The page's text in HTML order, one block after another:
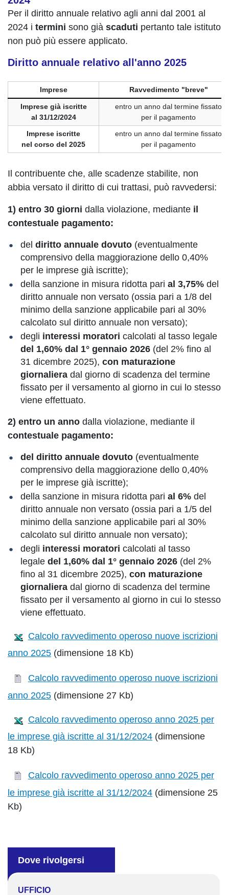
Per il diritto annuale relativo agli anni dal 2001 al
2024 i termini sono già scaduti pertanto tale istituto
non può più essere applicato.
Diritto annuale relativo all'anno 2025
Imprese Ravvedimento "breve"
Imprese già iscritte
al 31/12/2024
entro un anno dal termine fissato
per il pagamento
Imprese iscritte
nel corso del 2025
entro un anno dal termine fissato
per il pagamento
Il contribuente che, alle scadenze stabilite, non
abbia versato il diritto di cui trattasi, può ravvedersi:
1) entro 30 giorni dalla violazione, mediante il
contestuale pagamento:
del diritto annuale dovuto (eventualmente
comprensivo della maggiorazione dello 0,40%
per le imprese già iscritte);
della sanzione in misura ridotta pari al 3,75% del
diritto annuale non versato (ossia pari a 1/8 del
minimo della sanzione applicabile pari al 30%
calcolato sul diritto annuale non versato);
degli interessi moratori calcolati al tasso legale
del 1,60% dal 1° gennaio 2026 (del 2% fino al
31 dicembre 2025), con maturazione
giornaliera dal giorno di scadenza del termine
fissato per il versamento al giorno in cui lo stesso
viene effettuato.
2) entro un anno dalla violazione, mediante il
contestuale pagamento:
del diritto annuale dovuto (eventualmente
comprensivo della maggiorazione dello 0,40%
per le imprese già iscritte);
della sanzione in misura ridotta pari al 6% del
diritto annuale non versato (ossia pari a 1/5 del
minimo della sanzione applicabile pari al 30%
calcolato sul diritto annuale non versato);
degli interessi moratori calcolati al tasso
legale del 1,60% dal 1° gennaio 2026 (del 2%
fino al 31 dicembre 2025), con maturazione
giornaliera dal giorno di scadenza del termine
fissato per il versamento al giorno in cui lo stesso
viene effettuato.
Calcolo ravvedimento operoso nuove iscrizioni
anno 2025 (dimensione 18 Kb)
Calcolo ravvedimento operoso nuove iscrizioni
anno 2025 (dimensione 27 Kb)
Calcolo ravvedimento operoso anno 2025 per
le imprese già iscritte al 31/12/2024 (dimensione
18 Kb)
Calcolo ravvedimento operoso anno 2025 per
le imprese già iscritte al 31/12/2024 (dimensione 25
Kb)
Dove rivolgersi
UFFICIO